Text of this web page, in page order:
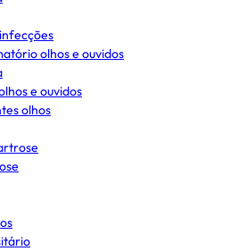
olhos e ouvidos
e ouvidos
olhos